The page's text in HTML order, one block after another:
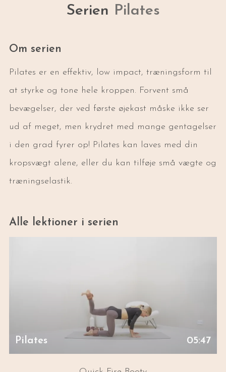
Serien Pilates
Om serien
Pilates er en effektiv, low impact, træningsform til
at styrke og tone hele kroppen. Forvent små
bevægelser, der ved første øjekast måske ikke ser
ud af meget, men krydret med mange gentagelser
i den grad fyrer op! Pilates kan laves med din
kropsvægt alene, eller du kan tilføje små vægte og
træningselastik.
Alle lektioner i serien
Pilates 05:47